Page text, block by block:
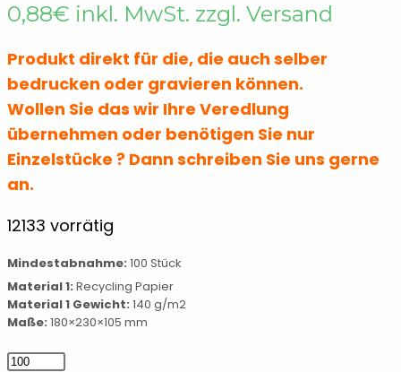
Weihnachten
0,88€ inkl. MwSt. zzgl. Versand
Produkt direkt für die, die auch selber
bedrucken oder gravieren können.
Wollen Sie das wir Ihre Veredlung
übernehmen oder benötigen Sie nur
Einzelstücke ? Dann schreiben Sie uns gerne
an.
12133 vorrätig
Mindestabnahme: 100 Stück
Material 1: Recycling Papier
Material 1 Gewicht: 140 g/m2
Maße: 180×230×105 mm
Geschenktasche,